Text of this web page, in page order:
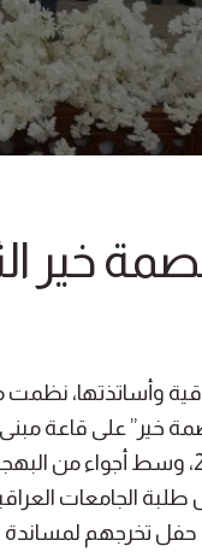
خير
وأساتذتها، نظمت
خير” على قاعة
يوم أمس الجمعة الموافق 26/04/
طلبة الجامعات
تخرجهم لمساندة